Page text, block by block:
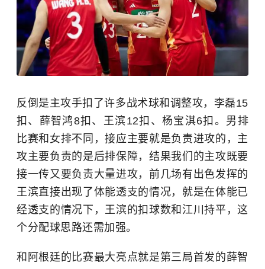
反倒是主攻手扣了许多战术球和调整攻，李磊15
扣、薛智鸿8扣、王滨12扣、杨宝淇6扣。男排
比赛和女排不同，接应主要就是负责进攻的，主
攻主要负责的是后排保障，结果我们的主攻既要
接一传又要负责大量进攻，前几场有出色发挥的
王滨直接出现了体能透支的情况，就是在体能已
经透支的情况下，王滨的扣球数和江川持平，这
个分配球思路还需加强。
和阿根廷的比赛最大亮点就是第三局首发的薛智